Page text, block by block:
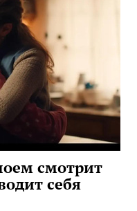
смотрит
себя